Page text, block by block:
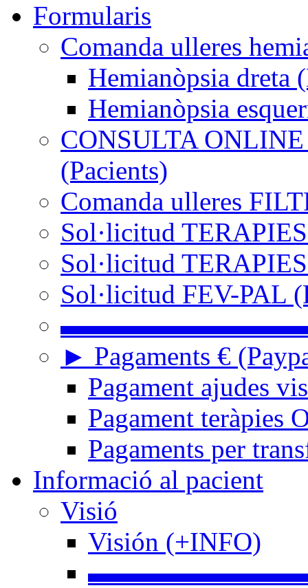
Formularis
Comanda ulleres
Hemianòpsia dreta
Hemianòpsia
CONSULTA
(Pacients)
Comanda ulleres
Sol·licitud
Sol·licitud
Sol·licitud FEV-PAL
► Pagaments €
Pagament ajudes
Pagament teràpies
Pagaments per
Informació al pacient
Visió
Visión (+INFO)